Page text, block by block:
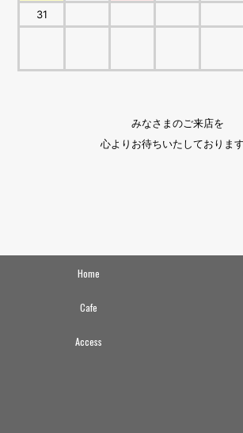
31
みなさまのご来店を
心よりお待ちいたしております
Home
Cafe
Access